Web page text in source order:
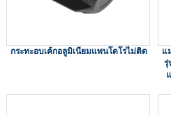
กระทะอบเค้กอลูมิเนียมแพนโดโรไม่ติด
แ
รุ่